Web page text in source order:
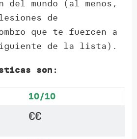
mundo (al menos,
de
que te fuercen a
de la lista).
son:
10/10
€€